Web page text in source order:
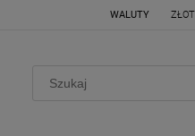
WALUTY